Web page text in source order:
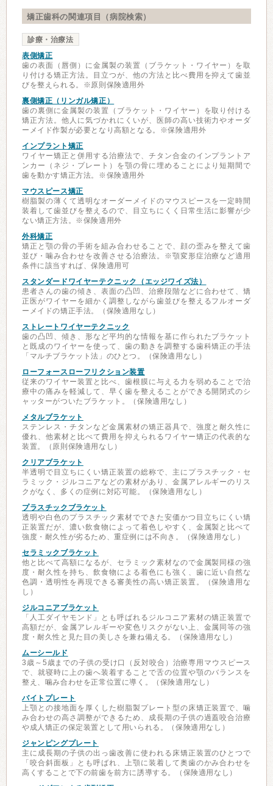
矯正歯科の関連項目（病院検索）
診療・治療法
表側矯正
歯の表面（唇側）に金属製の装置（ブラケット・ワイヤー）を取
り付ける矯正方法。目立つが、他の方法と比べ費用を抑えて歯並
びを整えられる。※原則保険適用外
裏側矯正（リンガル矯正）
歯の裏側に金属製の装置（ブラケット・ワイヤー）を取り付ける
矯正方法。他人に気づかれにくいが、医師の高い技術力やオーダ
ーメイド作製が必要となり高額となる。※保険適用外
インプラント矯正
ワイヤー矯正と併用する治療法で、チタン合金のインプラントア
ンカー（ネジ・プレート）を顎の骨に埋めることにより短期間で
歯を動かす矯正方法。※保険適用外
マウスピース矯正
樹脂製の薄くて透明なオーダーメイドのマウスピースを一定時間
装着して歯並びを整えるので、目立ちにくく日常生活に影響が少
ない矯正方法。※保険適用外
外科矯正
矯正と顎の骨の手術を組み合わせることで、顔の歪みを整えて歯
並び・噛み合わせを改善させる治療法。※顎変形症治療など適用
条件に該当すれば、保険適用可
スタンダードワイヤーテクニック（エッジワイズ法）
患者さんの歯の傾き、表面の凸凹、治療段階などに合わせて、矯
正医がワイヤーを細かく調整しながら歯並びを整えるフルオーダ
ーメイドの矯正手法。（保険適用なし）
ストレートワイヤーテクニック
歯の凸凹、傾き、形など平均的な情報を基に作られたブラケット
と既成のワイヤーを使って、歯の動きを調整する歯科矯正の手法
「マルチブラケット法」のひとつ。（保険適用なし）
ローフォースローフリクション装置
従来のワイヤー装置と比べ、歯根膜に与える力を弱めることで治
療中の痛みを軽減して、早く歯を整えることができる開閉式のシ
ャッターがついたブラケット。（保険適用なし）
メタルブラケット
ステンレス・チタンなど金属素材の矯正器具で、強度と耐久性に
優れ、他素材と比べて費用を抑えられるワイヤー矯正の代表的な
装置。（原則保険適用なし）
クリアブラケット
半透明で目立ちにくい矯正装置の総称で、主にプラスチック・セ
ラミック・ジルコニアなどの素材があり、金属アレルギーのリス
クがなく、多くの症例に対応可能。（保険適用なし）
プラスチックブラケット
透明や白色のプラスチック素材でできた安価かつ目立ちにくい矯
正装置だが、濃い飲食物によって着色しやすく、金属製と比べて
強度・耐久性が劣るため、重症例には不向き。（保険適用なし）
セラミックブラケット
他と比べて高額になるが、セラミック素材なので金属製同様の強
度・耐久性を持ち、飲食物による着色にも強く、歯に近い自然な
色調・透明性を再現できる審美性の高い矯正装置。（保険適用な
し）
ジルコニアブラケット
「人工ダイヤモンド」とも呼ばれるジルコニア素材の矯正装置で
高額だが、金属アレルギーや変色リスクがない上、金属同等の強
度・耐久性と見た目の美しさを兼ね備える。（保険適用なし）
ムーシールド
3歳～5歳までの子供の受け口（反対咬合）治療専用マウスピース
で、就寝時に上の歯へ装着することで舌の位置や顎のバランスを
整え、噛み合わせを正常位置に導く。（保険適用なし）
バイトプレート
上顎との接地面を厚くした樹脂製プレート型の床矯正装置で、噛
み合わせの高さ調整ができるため、成長期の子供の過蓋咬合治療
や成人矯正の保定装置として用いられる。（保険適用なし）
ジャンピングプレート
主に成長期の子供の出っ歯改善に使われる床矯正装置のひとつで
「咬合斜面板」とも呼ばれ、上顎に装着して奥歯のかみ合わせを
高くすることで下の前歯を前方に誘導する。（保険適用なし）